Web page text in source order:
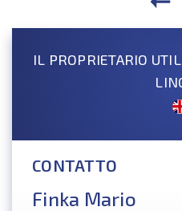
IL PROPRIETARIO
CONTATTO
Finka Mario